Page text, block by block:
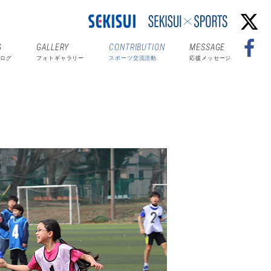
グ
GALLERY
フォトギャラリー
CONTRIBUTION
スポーツ交流活動
MESSAGE
応援メッセージ